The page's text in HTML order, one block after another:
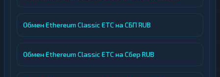
Обмен Ethereum Classic ETC на СБП RUB
Обмен Ethereum Classic ETC на Сбер RUB